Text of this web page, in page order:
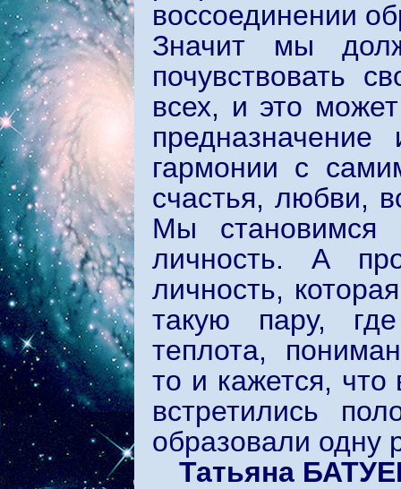
воссоединении
Значит мы
почувствовать
всех, и это
гармонии с
счастья, любви,
Мы становимся
личность. А
личность,
такую пару,
теплота,
то и кажется, что
встретились
образовали одну
Татьяна